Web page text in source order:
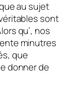
au sujet
sont
qu’, nos
minutres
que
donner de